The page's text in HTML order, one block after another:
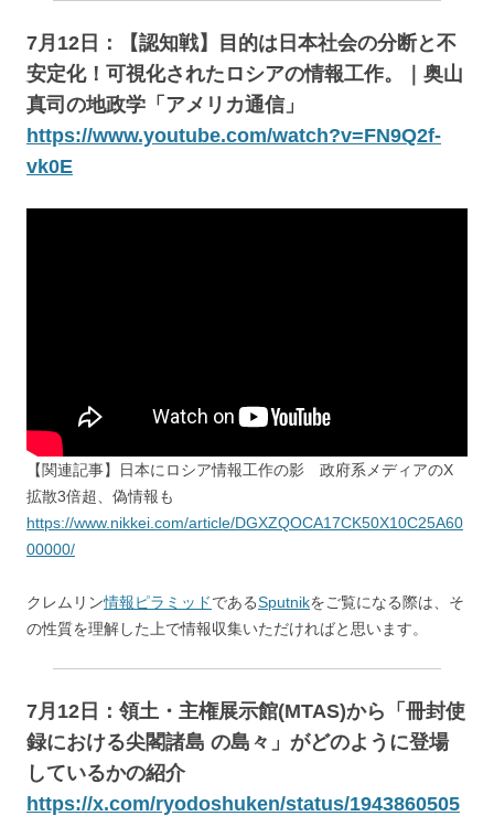
7月12日：【認知戦】目的は日本社会の分断と不
安定化！可視化されたロシアの情報工作。｜奥山
真司の地政学「アメリカ通信」
https://www.youtube.com/watch?v=FN9Q2f-
vk0E
【関連記事】日本にロシア情報工作の影 政府系メディアのX
拡散3倍超、偽情報も
https://www.nikkei.com/article/DGXZQOCA17CK50X10C25A60
00000/
クレムリン情報ピラミッドであるSputnikをご覧になる際は、そ
の性質を理解した上で情報収集いただければと思います。
7月12日：領土・主権展示館(MTAS)から「冊封使
録における尖閣諸島 の島々」がどのように登場
しているかの紹介
https://x.com/ryodoshuken/status/1943860505